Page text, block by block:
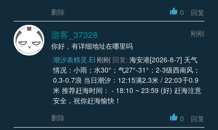
删除
0 回复
游客_37328
刚刚
你好，有详细地址在哪里吗
潮汐表精灵.EI 刚刚 回复: 海安港[2026-8-7] 天气
情况：小雨；水30°；气27°-31°；2-3级西南风；
0.3-0.7浪 当日潮汐：12:15满2.3米 / 22:03干0.9
米 推荐赶海时间： - 18:10 ~ 23:59 (好) 赶海注意
安全，祝你赶海愉快！
删除
0 回复